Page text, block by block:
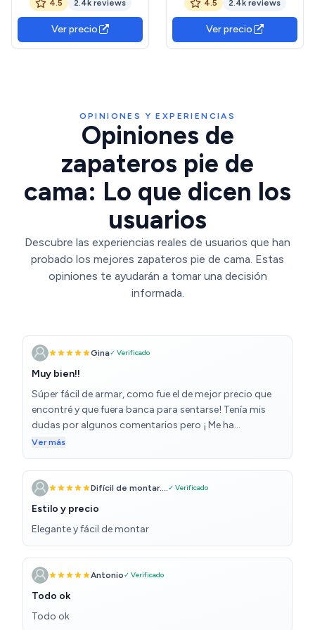
Compartimentos y Asiento
Acolchado, 30 x 105 x 48
cm, Entrada, Dormitorio,
Sala de Estar, Blanco y Gris
4.5 2.4k reviews
Ver precio
Compartimentos y Asiento
Acolchado, 30,3 x 78,5 x 48
cm, Entrada, Dormitorio,
Sala de Estar, Blanco y Gris
4.5 2.4k reviews
Ver precio
OPINIONES Y EXPERIENCIAS
Opiniones de
zapateros pie de
cama: Lo que dicen los
usuarios
Descubre las experiencias reales de usuarios que han
probado los mejores zapateros pie de cama. Estas
opiniones te ayudarán a tomar una decisión
informada.
Gina✓ Verificado
Muy bien!!
Súper fácil de armar, como fue el de mejor precio que
encontré y que fuera banca para sentarse! Tenía mis
dudas por algunos comentarios pero ¡ Me ha
encantado! 10/10 y caben 6 pares perfectamente!
Ver más
Difícil de montar....✓ Verificado
Estilo y precio
Elegante y fácil de montar
Antonio✓ Verificado
Todo ok
Todo ok